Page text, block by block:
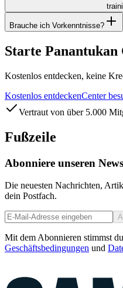
Brauche ich Vorkenntnisse?
Starte
Kostenlos entdecken, keine
Kostenlos entdeckenCenter
Vertraut von über 5.000
Fußzeile
Abonniere unseren
Die neuesten Nachrichten,
dein Postfach.
Mit dem Abonnieren stimmst
Geschäftsbedingungen und